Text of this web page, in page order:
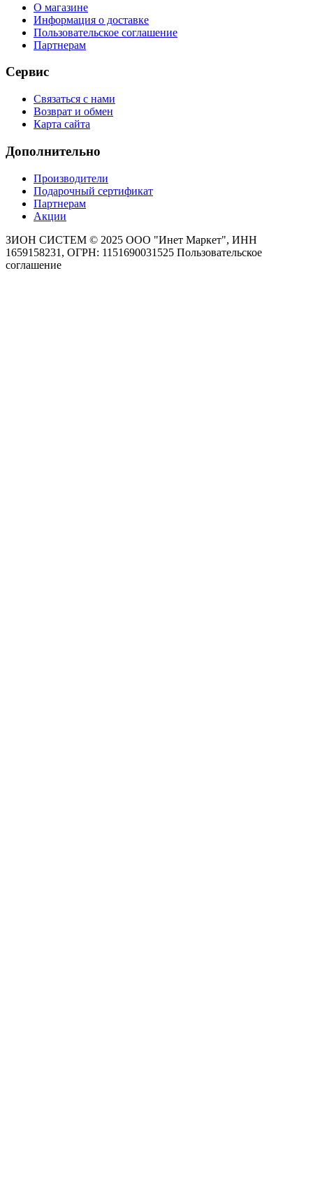
О магазине
Информация о доставке
Пользовательское соглашение
Партнерам
Сервис
Связаться с нами
Возврат и обмен
Карта сайта
Дополнительно
Производители
Подарочный сертификат
Партнерам
Акции
ЗИОН СИСТЕМ © 2025 ООО "Инет Маркет", ИНН
1659158231, ОГРН: 1151690031525 Пользовательское
соглашение